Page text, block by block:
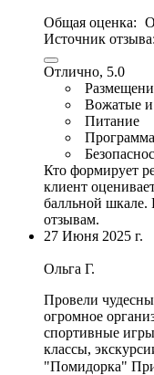
Общая оценка:
Источник отзыва:
Отлично, 5.0
Вожатые и
Питание
Программа
Кто формирует
клиент
балльной шкале.
отзывам.
27 Июня 2025 г.
Ольга Г.
Провели
огромное
спортивные игры
классы,
"Помидорка"